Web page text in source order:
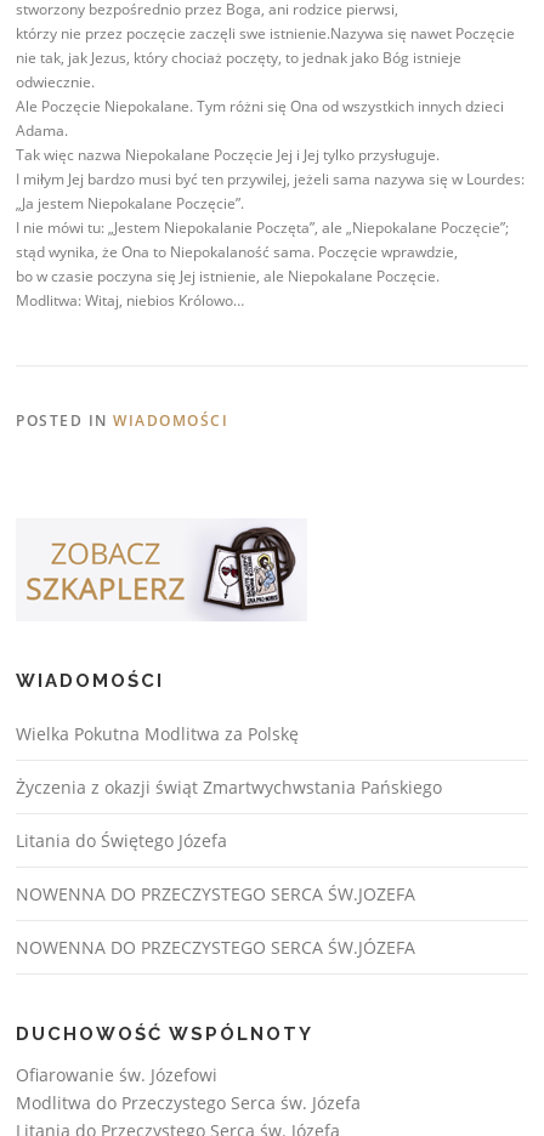
stworzony bezpośrednio przez Boga, ani rodzice pierwsi,
którzy nie przez poczęcie zaczęli swe istnienie.Nazywa się nawet Poczęcie
nie tak, jak Jezus, który chociaż poczęty, to jednak jako Bóg istnieje
odwiecznie.
Ale Poczęcie Niepokalane. Tym różni się Ona od wszystkich innych dzieci
Adama.
Tak więc nazwa Niepokalane Poczęcie Jej i Jej tylko przysługuje.
I miłym Jej bardzo musi być ten przywilej, jeżeli sama nazywa się w Lourdes:
„Ja jestem Niepokalane Poczęcie”.
I nie mówi tu: „Jestem Niepokalanie Poczęta”, ale „Niepokalane Poczęcie”;
stąd wynika, że Ona to Niepokalaność sama. Poczęcie wprawdzie,
bo w czasie poczyna się Jej istnienie, ale Niepokalane Poczęcie.
Modlitwa: Witaj, niebios Królowo…
POSTED INWIADOMOŚCI
WIADOMOŚCI
Wielka Pokutna Modlitwa za Polskę
Życzenia z okazji świąt Zmartwychwstania Pańskiego
Litania do Świętego Józefa
NOWENNA DO PRZECZYSTEGO SERCA ŚW.JOZEFA
NOWENNA DO PRZECZYSTEGO SERCA ŚW.JÓZEFA
DUCHOWOŚĆ WSPÓLNOTY
Ofiarowanie św. Józefowi
Modlitwa do Przeczystego Serca św. Józefa
Litania do Przeczystego Serca św. Józefa